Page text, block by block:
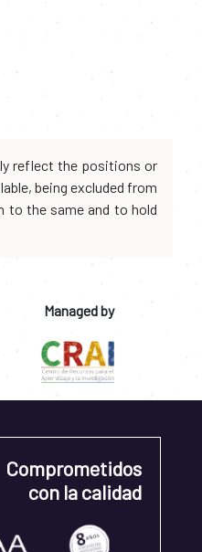
reflect the positions or
being excluded from
to the same and to hold
Managed by
Comprometidos
con la calidad